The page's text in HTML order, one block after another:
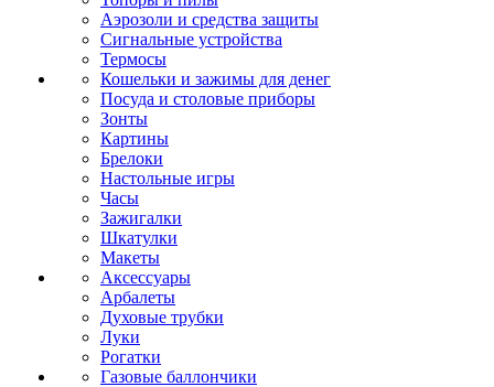
Аэрозоли и средства защиты
Сигнальные устройства
Термосы
Кошельки и зажимы для денег
Посуда и столовые приборы
Зонты
Картины
Брелоки
Настольные игры
Часы
Зажигалки
Шкатулки
Макеты
Аксессуары
Арбалеты
Духовые трубки
Луки
Рогатки
Газовые баллончики